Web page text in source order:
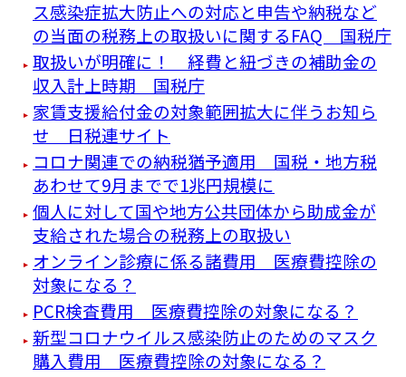
ス感染症拡大防止への対応と申告や納税など
の当面の税務上の取扱いに関するFAQ 国税庁
取扱いが明確に！ 経費と紐づきの補助金の
収入計上時期 国税庁
家賃支援給付金の対象範囲拡大に伴うお知ら
せ 日税連サイト
コロナ関連での納税猶予適用 国税・地方税
あわせて9月までで1兆円規模に
個人に対して国や地方公共団体から助成金が
支給された場合の税務上の取扱い
オンライン診療に係る諸費用 医療費控除の
対象になる？
PCR検査費用 医療費控除の対象になる？
新型コロナウイルス感染防止のためのマスク
購入費用 医療費控除の対象になる？